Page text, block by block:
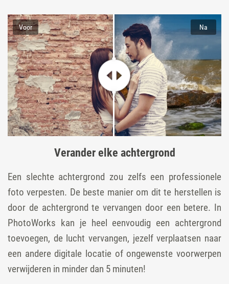
Verander elke achtergrond
Een slechte achtergrond zou zelfs een professionele
foto verpesten. De beste manier om dit te herstellen is
door de achtergrond te vervangen door een betere. In
PhotoWorks kan je heel eenvoudig een achtergrond
toevoegen, de lucht vervangen, jezelf verplaatsen naar
een andere digitale locatie of ongewenste voorwerpen
verwijderen in minder dan 5 minuten!
Voor Na